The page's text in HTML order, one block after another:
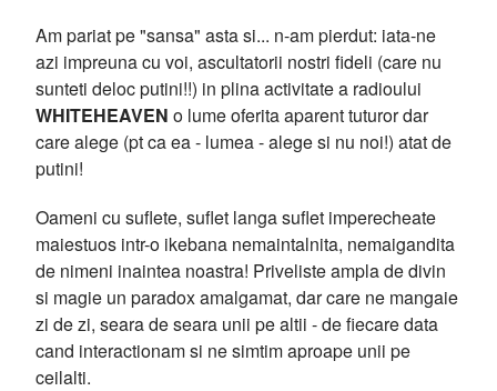
Am pariat pe "sansa" asta si... n-am pierdut: iata-ne
azi impreuna cu voi, ascultatorii nostri fideli (care nu
sunteti deloc putini!!) in plina activitate a radioului
WHITEHEAVEN o lume oferita aparent tuturor dar
care alege (pt ca ea - lumea - alege si nu noi!) atat de
putini!
Oameni cu suflete, suflet langa suflet imperecheate
maiestuos intr-o ikebana nemaintalnita, nemaigandita
de nimeni inaintea noastra! Priveliste ampla de divin
si magie un paradox amalgamat, dar care ne mangaie
zi de zi, seara de seara unii pe altii - de fiecare data
cand interactionam si ne simtim aproape unii pe
ceilalti.